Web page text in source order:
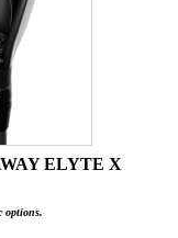
ELYTE X
options.